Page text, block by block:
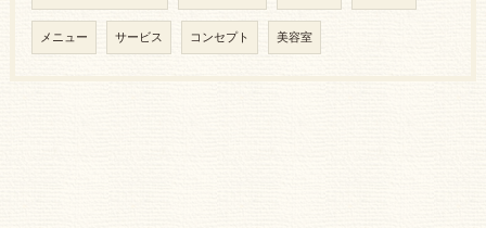
メニュー サービス コンセプト 美容室